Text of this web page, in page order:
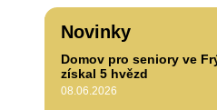
Novinky
Domov pro seniory ve
získal 5 hvězd
08.06.2026